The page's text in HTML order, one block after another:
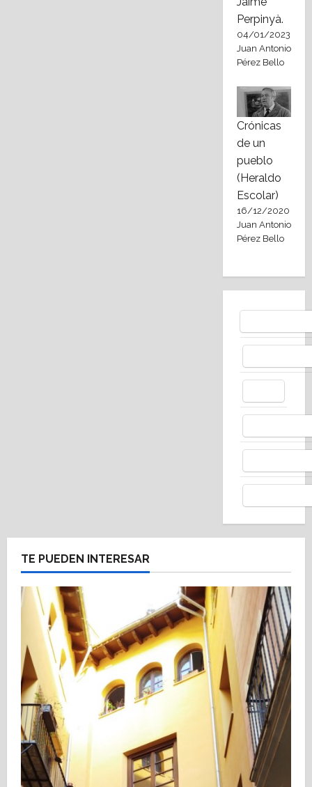
Perpinyà.
04/01/2023
Juan Antonio
Pérez Bello
Crónicas
de un
pueblo
(Heraldo
Escolar)
16/12/2020
Juan Antonio
Pérez Bello
TE PUEDEN INTERESAR